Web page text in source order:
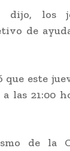
los
de
este
las 21:00
de la